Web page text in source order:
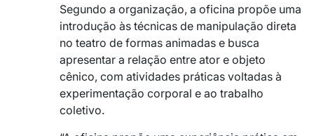
Segundo a organização, a oficina propõe uma
introdução às técnicas de manipulação direta
no teatro de formas animadas e busca
apresentar a relação entre ator e objeto
cênico, com atividades práticas voltadas à
experimentação corporal e ao trabalho
coletivo.